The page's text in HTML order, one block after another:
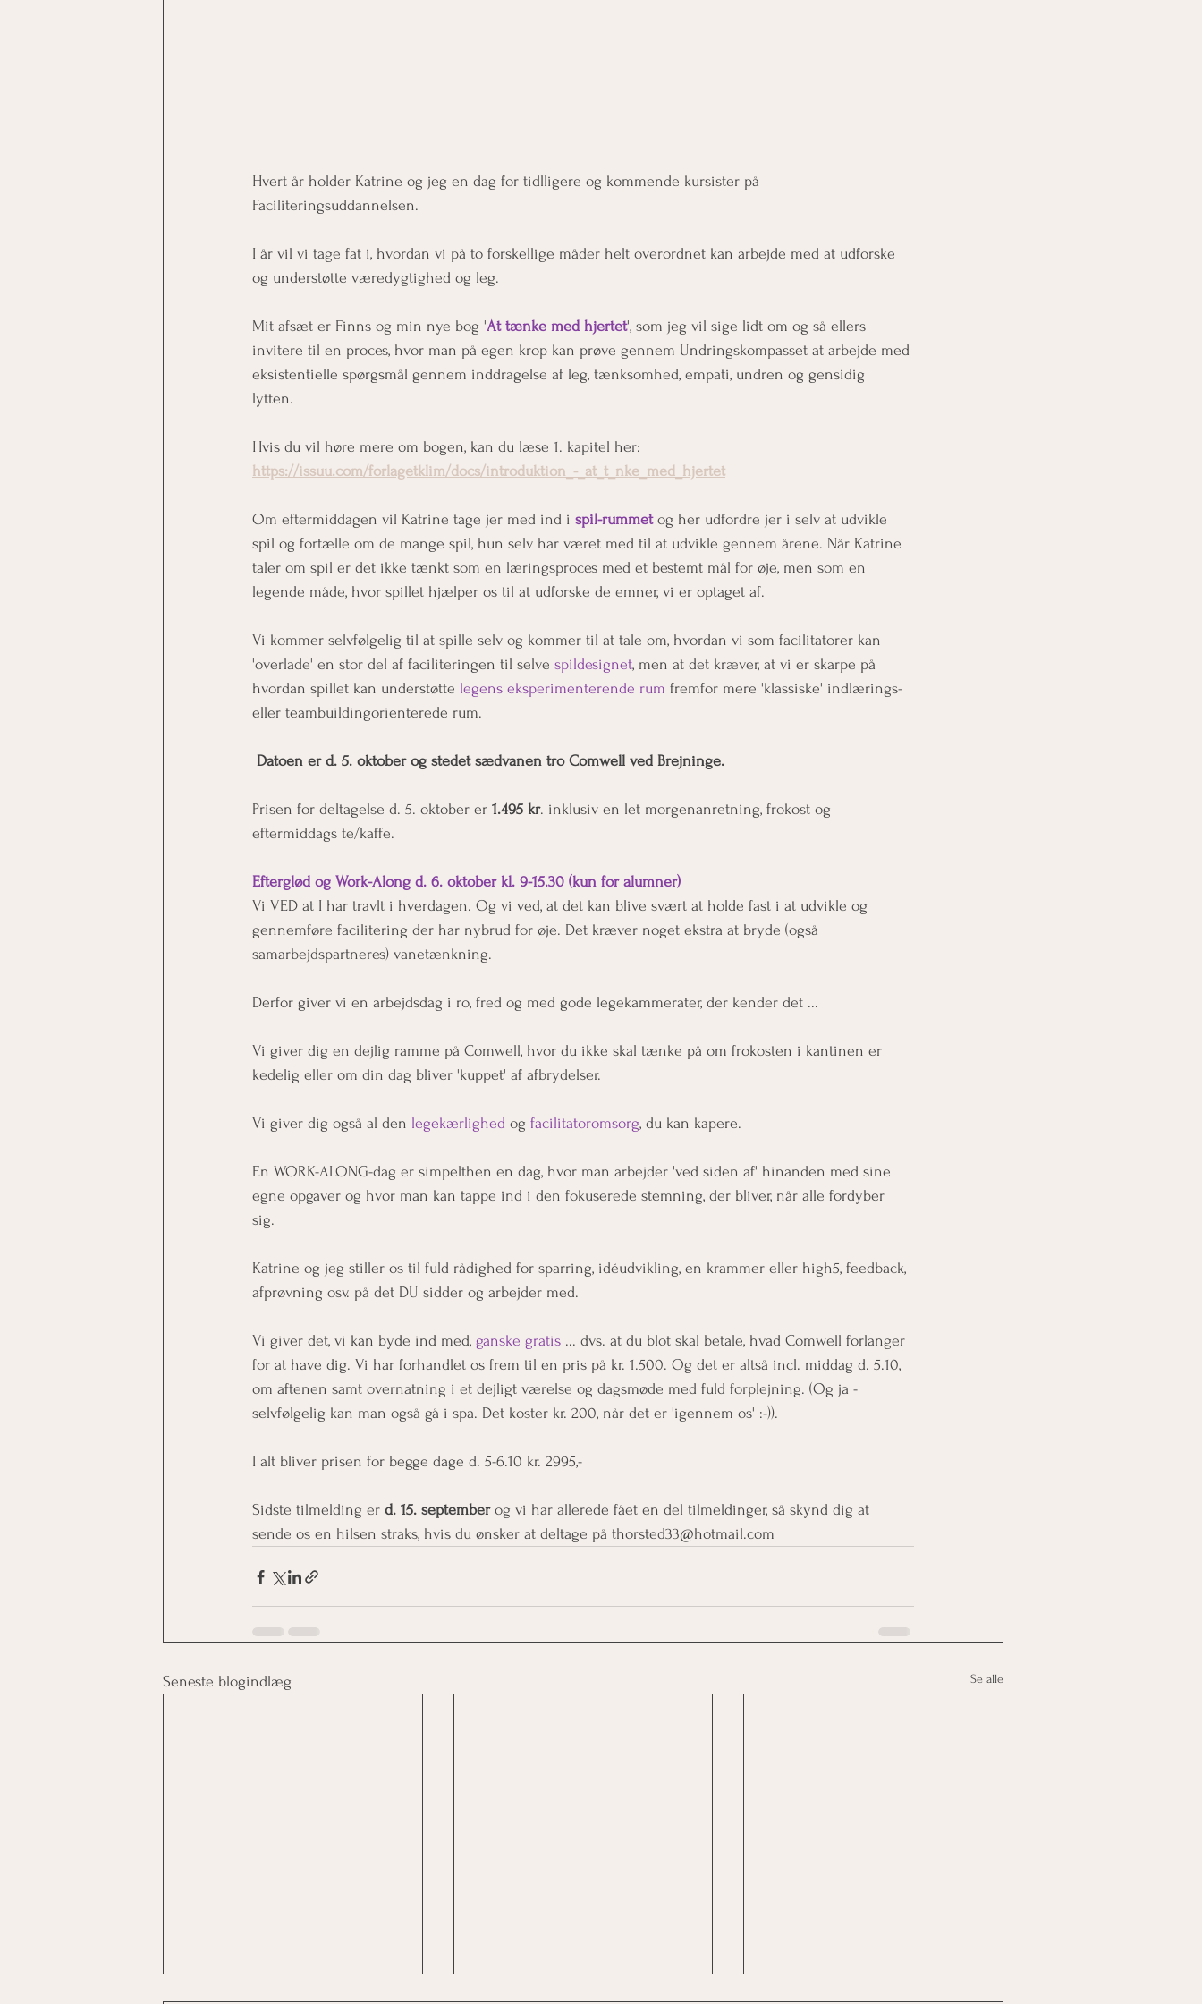
Hvert år holder Katrine og jeg en dag for tidlligere og kommende kursister på
Faciliteringsuddannelsen.
I år vil vi tage fat i, hvordan vi på to forskellige måder helt overordnet kan arbejde med at udforske
og understøtte væredygtighed og leg.
Mit afsæt er Finns og min nye bog 'At tænke med hjertet', som jeg vil sige lidt om og så ellers
invitere til en proces, hvor man på egen krop kan prøve gennem Undringskompasset at arbejde med
eksistentielle spørgsmål gennem inddragelse af leg, tænksomhed, empati, undren og gensidig
lytten.
Hvis du vil høre mere om bogen, kan du læse 1. kapitel her:
https://issuu.com/forlagetklim/docs/introduktion_-_at_t_nke_med_hjertet
Om eftermiddagen vil Katrine tage jer med ind i spil-rummet og her udfordre jer i selv at udvikle
spil og fortælle om de mange spil, hun selv har været med til at udvikle gennem årene. Når Katrine
taler om spil er det ikke tænkt som en læringsproces med et bestemt mål for øje, men som en
legende måde, hvor spillet hjælper os til at udforske de emner, vi er optaget af.
Vi kommer selvfølgelig til at spille selv og kommer til at tale om, hvordan vi som facilitatorer kan
'overlade' en stor del af faciliteringen til selve spildesignet, men at det kræver, at vi er skarpe på
hvordan spillet kan understøtte legens eksperimenterende rum fremfor mere 'klassiske' indlærings-
eller teambuildingorienterede rum.
Datoen er d. 5. oktober og stedet sædvanen tro Comwell ved Brejninge.
Prisen for deltagelse d. 5. oktober er 1.495 kr. inklusiv en let morgenanretning, frokost og
eftermiddags te/kaffe.
Efterglød og Work-Along d. 6. oktober kl. 9-15.30 (kun for alumner)
Vi VED at I har travlt i hverdagen. Og vi ved, at det kan blive svært at holde fast i at udvikle og
gennemføre facilitering der har nybrud for øje. Det kræver noget ekstra at bryde (også
samarbejdspartneres) vanetænkning.
Derfor giver vi en arbejdsdag i ro, fred og med gode legekammerater, der kender det ...
Vi giver dig en dejlig ramme på Comwell, hvor du ikke skal tænke på om frokosten i kantinen er
kedelig eller om din dag bliver 'kuppet' af afbrydelser.
Vi giver dig også al den legekærlighed og facilitatoromsorg, du kan kapere.
En WORK-ALONG-dag er simpelthen en dag, hvor man arbejder 'ved siden af' hinanden med sine
egne opgaver og hvor man kan tappe ind i den fokuserede stemning, der bliver, når alle fordyber
sig.
Katrine og jeg stiller os til fuld rådighed for sparring, idéudvikling, en krammer eller high5, feedback,
afprøvning osv. på det DU sidder og arbejder med.
Vi giver det, vi kan byde ind med, ganske gratis ... dvs. at du blot skal betale, hvad Comwell forlanger
for at have dig. Vi har forhandlet os frem til en pris på kr. 1.500. Og det er altså incl. middag d. 5.10,
om aftenen samt overnatning i et dejligt værelse og dagsmøde med fuld forplejning. (Og ja -
selvfølgelig kan man også gå i spa. Det koster kr. 200, når det er 'igennem os' :-)).
I alt bliver prisen for begge dage d. 5-6.10 kr. 2995,-
Sidste tilmelding er d. 15. september og vi har allerede fået en del tilmeldinger, så skynd dig at
sende os en hilsen straks, hvis du ønsker at deltage på thorsted33@hotmail.com
Seneste blogindlæg Se alle